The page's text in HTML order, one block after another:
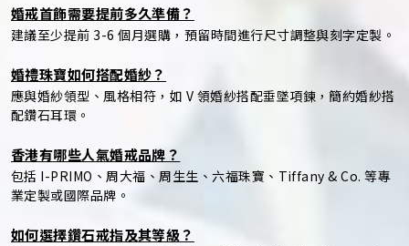
婚戒首飾需要提前多久準備？
建議至少提前 3-6 個月選購，預留時間進行尺寸調整與刻字定製。
婚禮珠寶如何搭配婚紗？
應與婚紗領型、風格相符，如 V 領婚紗搭配垂墜項鍊，簡約婚紗搭
配鑽石耳環。
香港有哪些人氣婚戒品牌？
包括 I-PRIMO、周大福、周生生、六福珠寶、Tiffany & Co. 等專
業定製或國際品牌。
如何選擇鑽石戒指及其等級？